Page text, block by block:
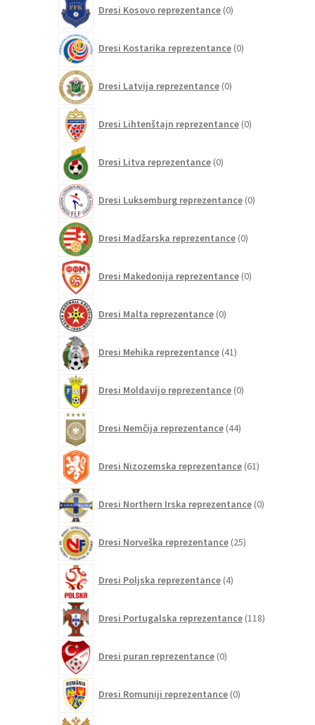
Dresi Kosovo reprezentance 0izdelkov
Dresi Kostarika reprezentance 0izdelkov
Dresi Latvija reprezentance 0izdelkov
Dresi Lihtenštajn reprezentance 0izdelkov
Dresi Litva reprezentance 0izdelkov
Dresi Luksemburg reprezentance 0izdelkov
Dresi Madžarska reprezentance 0izdelkov
Dresi Makedonija reprezentance 0izdelkov
Dresi Malta reprezentance 0izdelkov
Dresi Mehika reprezentance 41izdelkov
Dresi Moldavijo reprezentance 0izdelkov
Dresi Nemčija reprezentance 44izdelkov
Dresi Nizozemska reprezentance 61izdelkov
Dresi Northern Irska reprezentance 0izdelkov
Dresi Norveška reprezentance 25izdelkov
Dresi Poljska reprezentance 4izdelki
Dresi Portugalska reprezentance 118izdelkov
Dresi puran reprezentance 0izdelkov
Dresi Romuniji reprezentance 0izdelkov